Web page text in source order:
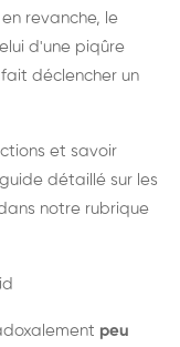
revanche, le
d'une piqûre
déclencher un
et savoir
détaillé sur les
notre rubrique
peu